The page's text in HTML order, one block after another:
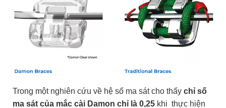
Trong một nghiên cứu về hệ số ma sát cho thấy chỉ số
ma sát của mắc cài Damon chỉ là 0,25 khi thực hiện